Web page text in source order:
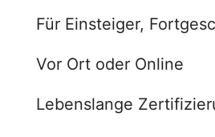
Für Einsteiger,
Vor Ort oder Online
Lebenslange